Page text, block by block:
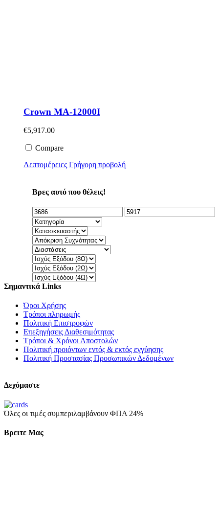
Crown MA-12000I
€5,917.00
Compare
Λεπτομέρειες Γρήγορη προβολή
Βρες αυτό που θέλεις!
Σημαντικά Links
Όροι Χρήσης
Τρόποι πληρωμής
Πολιτική Επιστροφών
Επεξηγήσεις Διαθεσιμότητας
Τρόποι & Χρόνοι Αποστολών
Πολιτική προιόντων εντός & εκτός εγγύησης
Πολιτική Προστασίας Προσωπικών Δεδομένων
Δεχόμαστε
Όλες οι τιμές συμπεριλαμβάνουν ΦΠΑ 24%
Βρειτε Μας